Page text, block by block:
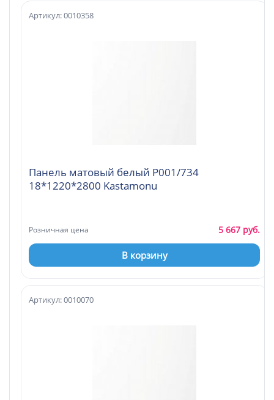
Панель матовый белый Р001/734
18*1220*2800 Kastamonu
Артикул: 0010358
Розничная цена 5 667 руб.
В корзину
Артикул: 0010070